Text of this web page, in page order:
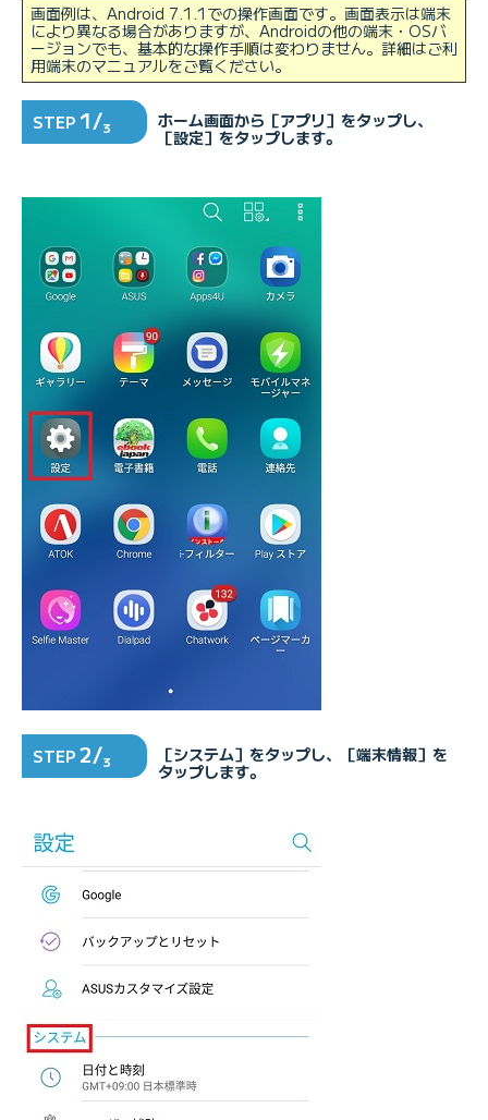
画面例は、Android 7.1.1での操作画面です。画面表示は端末
により異なる場合がありますが、Androidの他の端末・OSバ
ージョンでも、基本的な操作手順は変わりません。詳細はご利
用端末のマニュアルをご覧ください。
STEP 1/3
ホーム画面から［アプリ］をタップし、
［設定］をタップします。
STEP 2/3
［システム］をタップし、［端末情報］を
タップします。